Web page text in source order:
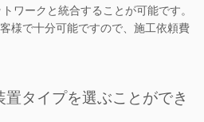
ワークと統合することが可能です。
様で十分可能ですので、施工依頼費
タイプを選ぶことができ